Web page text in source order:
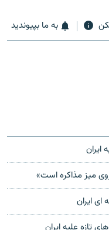
به ما بپیوندید
ايران
ميز مذاکره است»
ایران